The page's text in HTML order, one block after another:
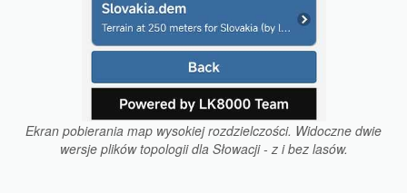
Ekran pobierania map wysokiej rozdzielczości. Widoczne dwie
wersje plików topologii dla Słowacji - z i bez lasów.